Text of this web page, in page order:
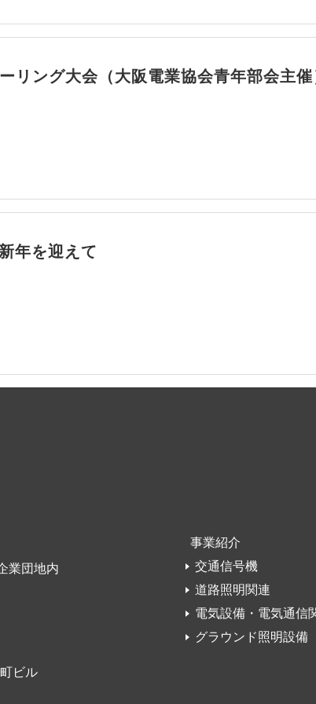
リング大会（大阪電業協会青年部会主催
年を迎えて
業団地内
ビル
事業紹介
交通信号機
道路照明関連
電気設備・電気通信
グラウンド照明設備